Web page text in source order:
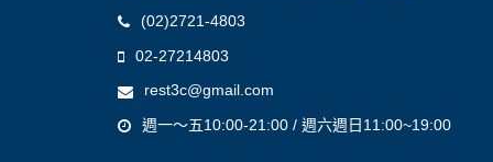
(02)2721-4803
02-27214803
rest3c@gmail.com
週一～五10:00-21:00 / 週六週日11:00~19:00